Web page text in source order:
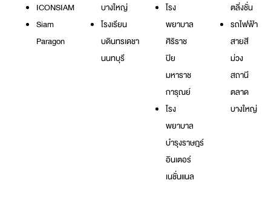
ICONSIAM
Siam
Paragon
บางใหญ่
โรงเรียน
บดินทรเดชา
นนทบุรี
โรง
พยาบาล
ศิริราช
ปิย
มหาราช
การุณย์
โรง
พยาบาล
บำรุงราษฎร์
อินเตอร์
เนชั่นแนล
ตลิ่งชั่น
รถไฟฟ้า
สายสี
ม่วง
สถานี
ตลาด
บางใหญ่